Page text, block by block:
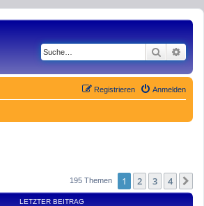
Suche
Anmelden
Registrieren
195 Themen 1 2 3 4
LETZTER BEITRAG